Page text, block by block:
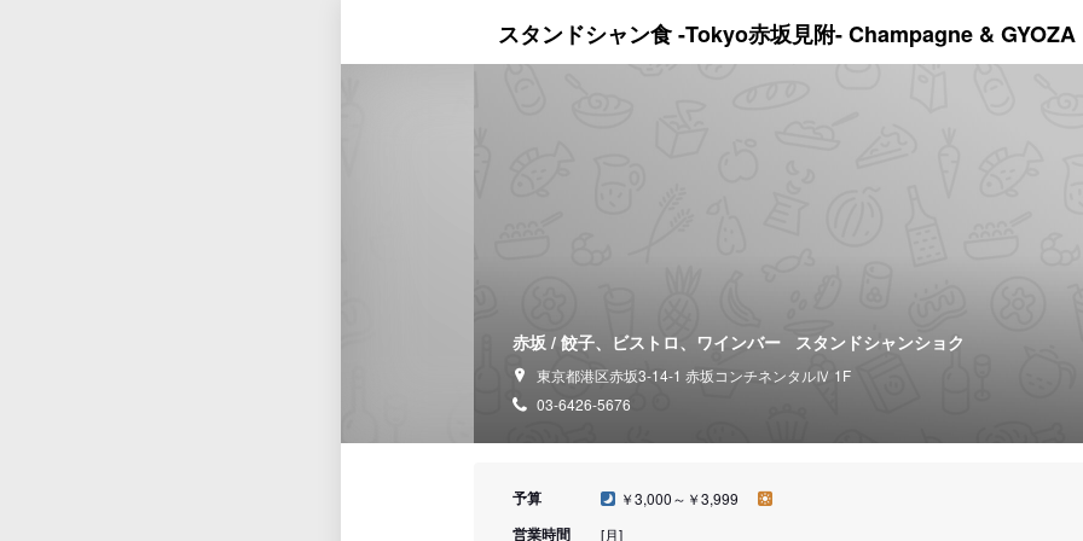
スタンドシャン食 -Tokyo赤坂見附- Champagne & GYOZA
赤坂 / 餃子、ビストロ、ワインバー スタンドシャンショク
東京都港区赤坂3-14-1 赤坂コンチネンタルⅣ 1F
03-6426-5676
予算 ￥3,000～￥3,999
営業時間 [月]